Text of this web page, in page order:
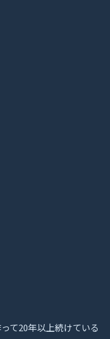
て20年以上続けている